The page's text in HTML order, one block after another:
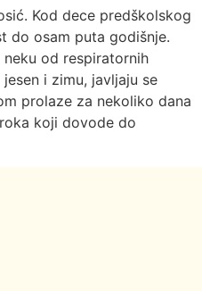
Kod dece predškolskog
do osam puta godišnje.
od respiratornih
i zimu, javljaju se
prolaze za nekoliko dana
koji dovode do